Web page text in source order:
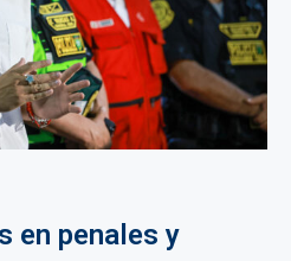
en penales y